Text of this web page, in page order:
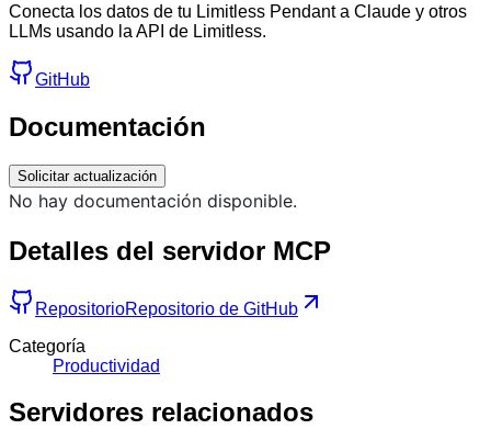
Conecta los datos de tu Limitless Pendant a Claude y otros
LLMs usando la API de Limitless.
GitHub
Documentación
Solicitar actualización
No hay documentación disponible.
Detalles del servidor MCP
RepositorioRepositorio de GitHub
Categoría
Productividad
Servidores relacionados